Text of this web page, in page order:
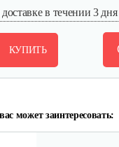
в течении 3
КУПИТЬ
может заинтересовать: